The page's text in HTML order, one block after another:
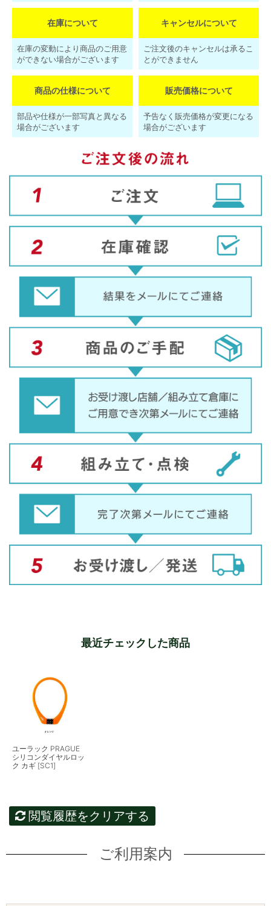
在庫について
在庫の変動により商品のご用意
ができない場合がございます
キャンセルについて
ご注文後のキャンセルは承るこ
とができません
商品の仕様について
部品や仕様が一部写真と異なる
場合がございます
販売価格について
予告なく販売価格が変更になる
場合がございます
最近チェックした商品
ユーラック PRAGUE
シリコンダイヤルロッ
ク カギ [SC1]
閲覧履歴をクリアする
ご利用案内